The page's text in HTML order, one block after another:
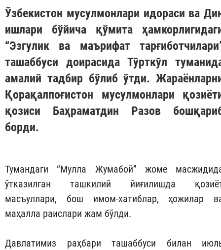
Ўзбекистон мусулмонлари идораси ва
ишлари бўйича қўмита
“Эзгулик ва маърифат
ташаббуси доирасида Тўрткўл
амалий тадбир бўлиб ўтди.
Қорақалпоғистон мусулмонлари
қозиси Баҳраматдин Разов
борди.
Тумандаги “Мулла Жумабой” жоме
ўтказилган ташкилий йиғилишда
масъуллари, бош имом-хатиблар, ҳожилар
маҳалла раислари жам бўлди.
Давлатимиз раҳбари ташаббуси билан